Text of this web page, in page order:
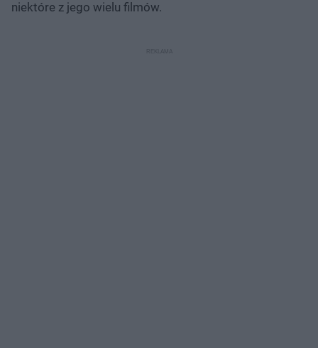
niektóre z jego wielu filmów.